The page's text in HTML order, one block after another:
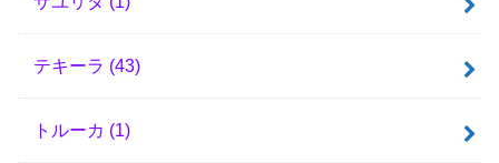
テキーラ (43)
トルーカ (1)